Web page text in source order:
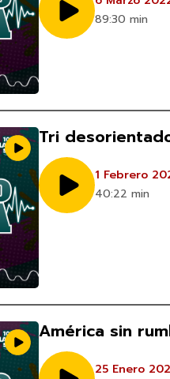
89:30 min
Tri
1 Febrero
40:22 min
América sin
25 Enero